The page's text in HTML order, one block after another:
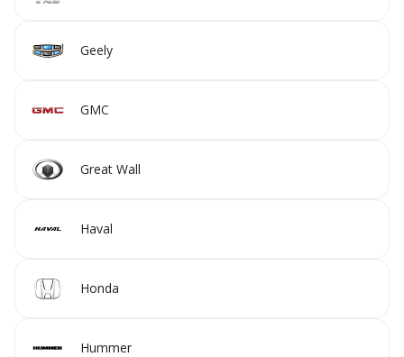
Geely
GMC
Great Wall
Haval
Honda
Hummer